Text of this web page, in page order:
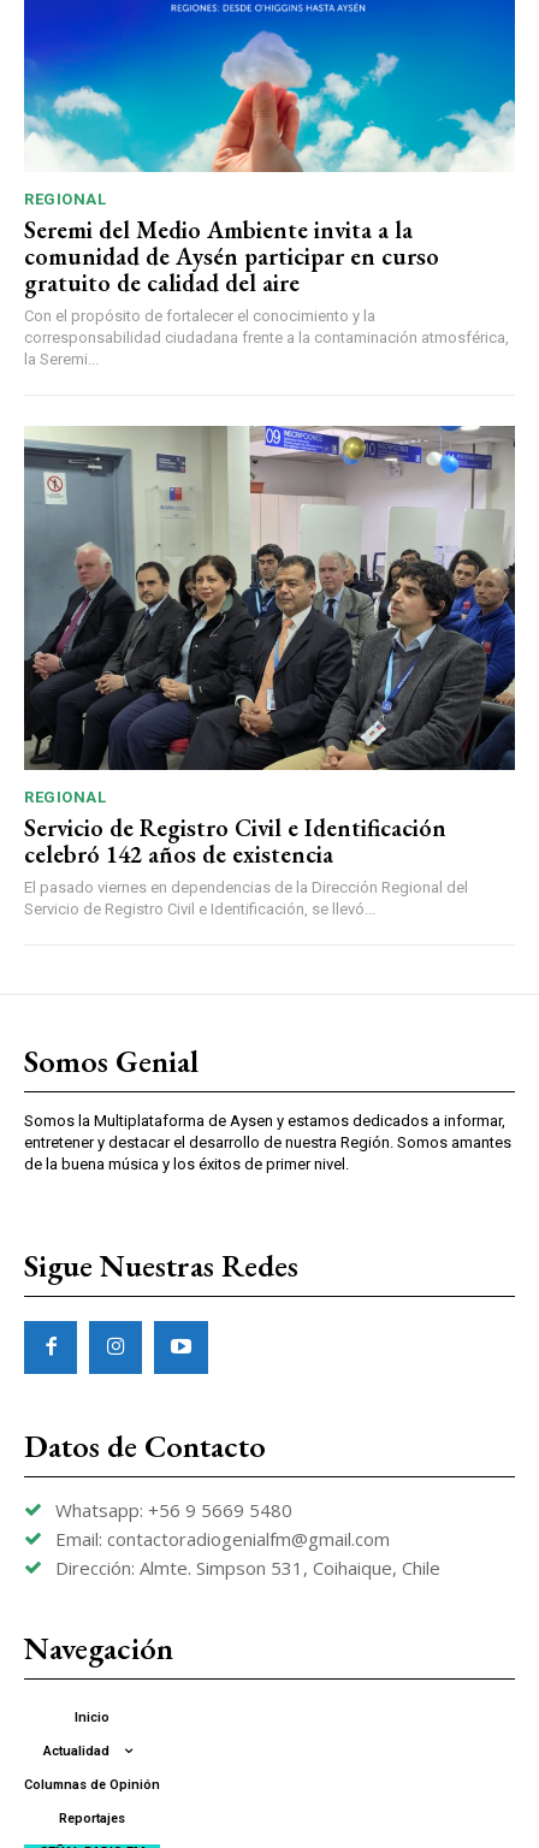
REGIONAL
Seremi del Medio Ambiente invita a la
comunidad de Aysén participar en curso
gratuito de calidad del aire
Con el propósito de fortalecer el conocimiento y la
corresponsabilidad ciudadana frente a la contaminación atmosférica,
la Seremi...
REGIONAL
Servicio de Registro Civil e Identificación
celebró 142 años de existencia
El pasado viernes en dependencias de la Dirección Regional del
Servicio de Registro Civil e Identificación, se llevó...
Somos Genial
Somos la Multiplataforma de Aysen y estamos dedicados a informar,
entretener y destacar el desarrollo de nuestra Región. Somos amantes
de la buena música y los éxitos de primer nivel.
Sigue Nuestras Redes
Datos de Contacto
Whatsapp: +56 9 5669 5480
Email: contactoradiogenialfm@gmail.com
Dirección: Almte. Simpson 531, Coihaique, Chile
Navegación
Inicio
Actualidad
Columnas de Opinión
Reportajes